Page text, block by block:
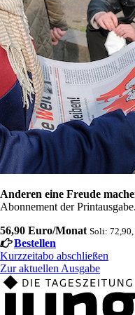
Anderen eine Freude
Abonnement der Printausgabe.
56,90 Euro/Monat Soli:
Bestellen
Kurzzeitabo abschließen
Zur aktuellen Ausgabe